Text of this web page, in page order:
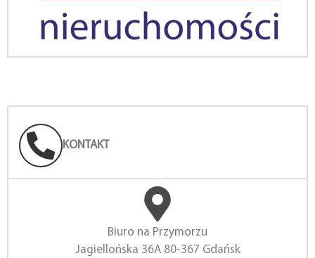
KONTAKT
Biuro na Przymorzu
Jagiellońska 36A 80-367 Gdańsk